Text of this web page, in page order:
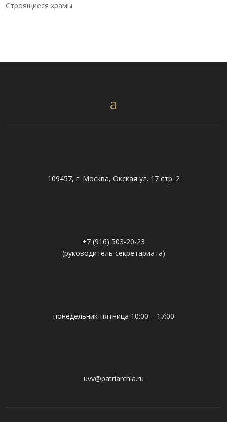
Строящиеся храмы
109457, г. Москва, Окская ул. 17 стр. 2
+7 (916) 503-20-23
(руководитель секретариата)
понедельник-пятница 10:00 – 17:00
uvv@patriarchia.ru